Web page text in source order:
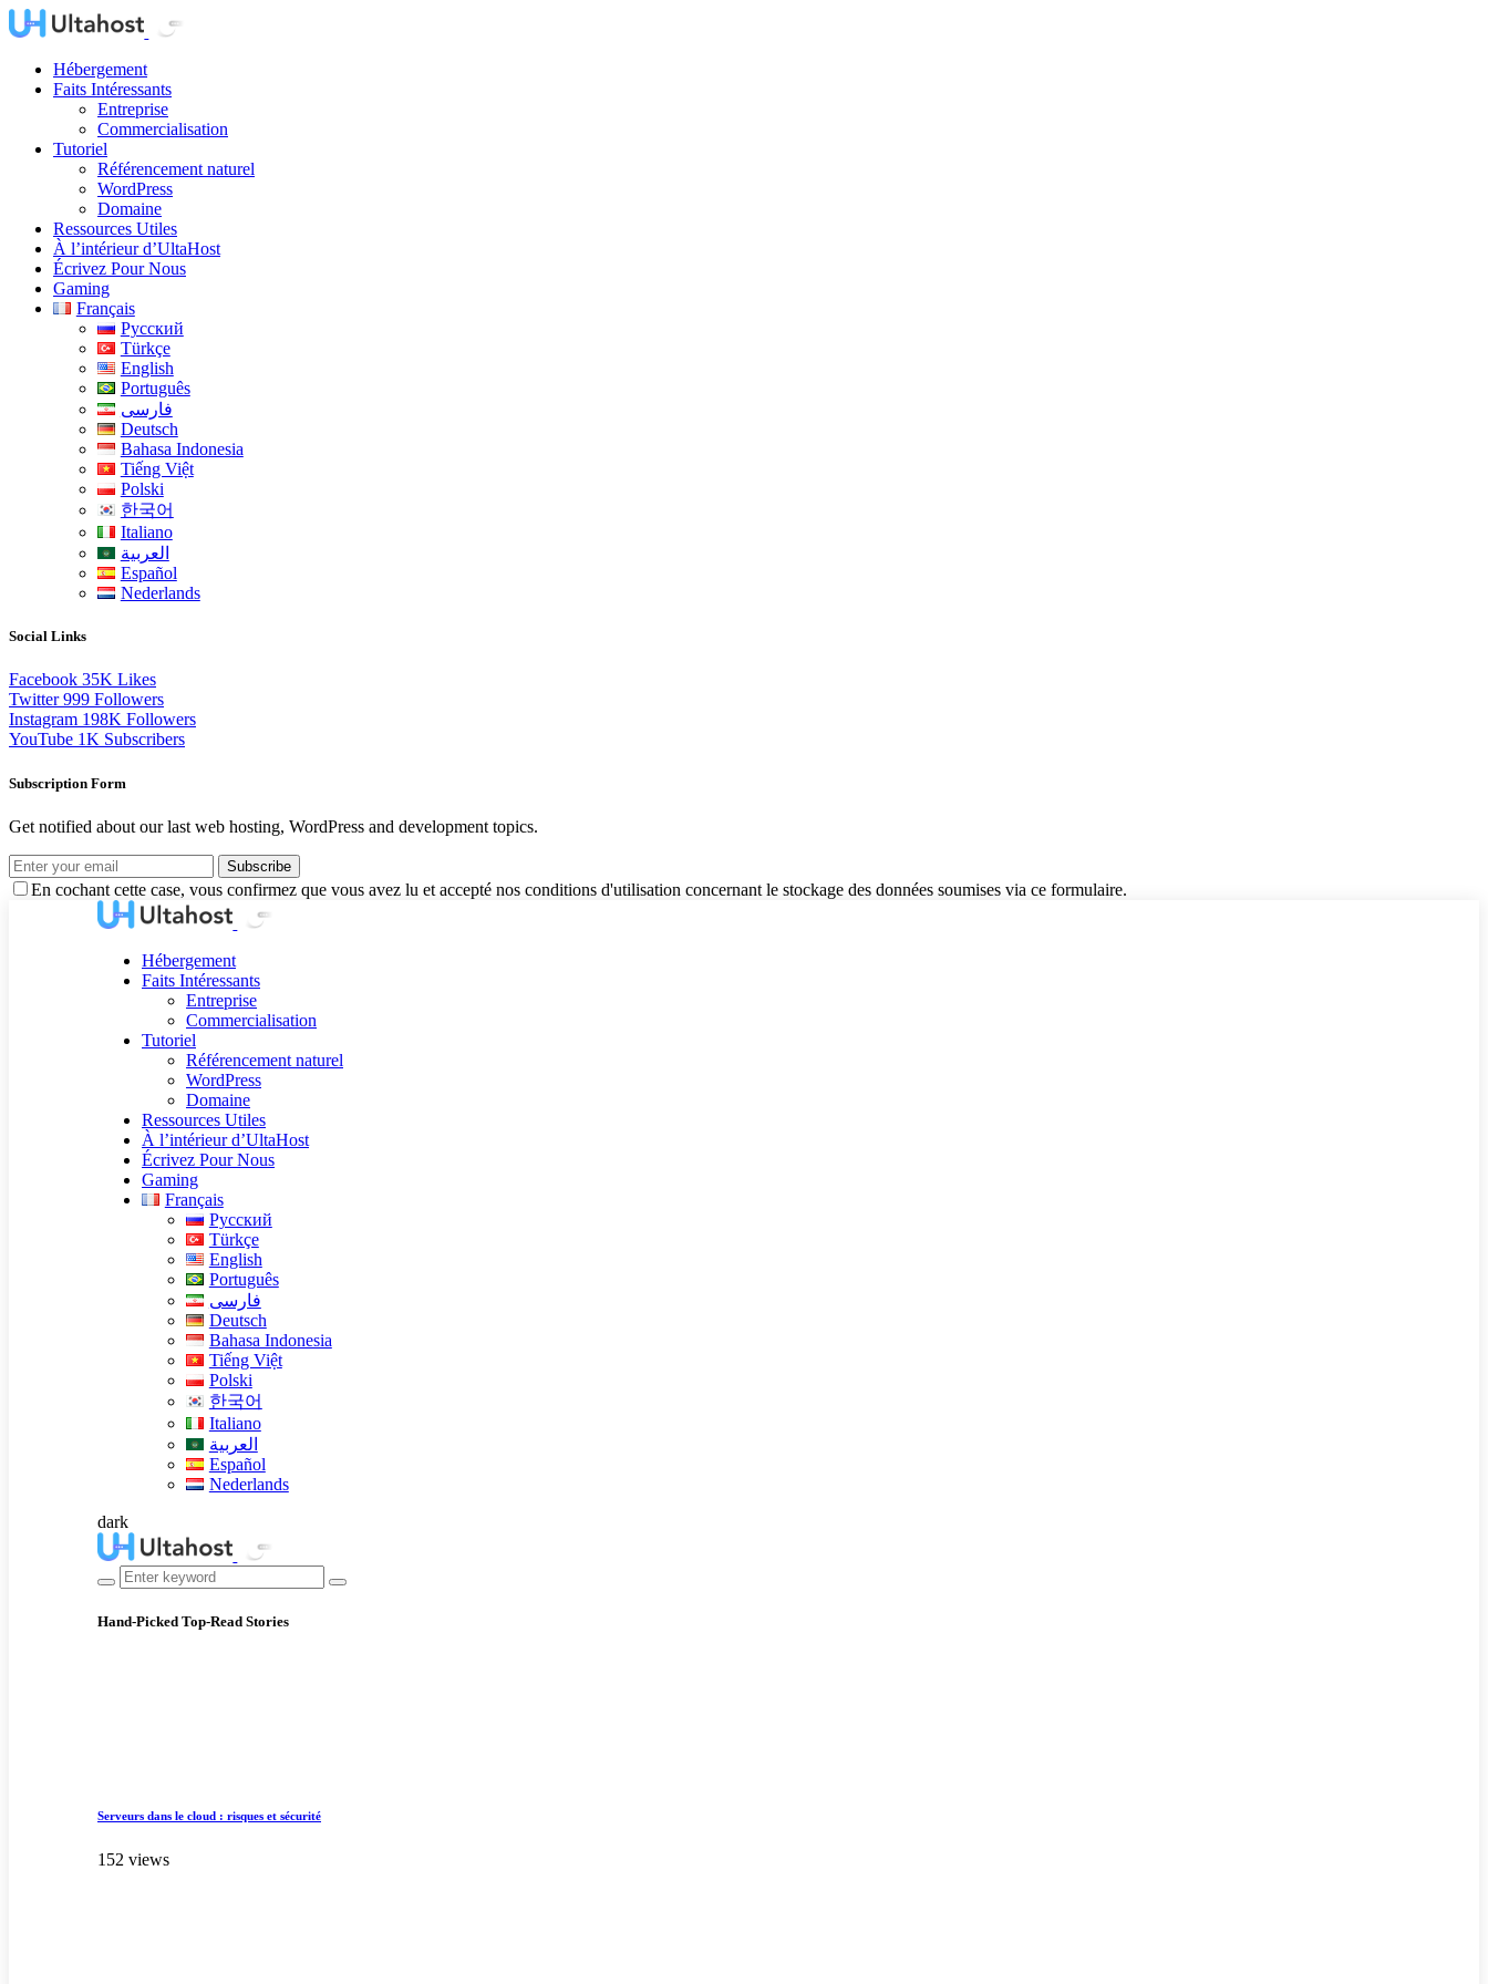
Hébergement
Faits Intéressants
Entreprise
Commercialisation
Tutoriel
Référencement naturel
WordPress
Domaine
Ressources Utiles
À l’intérieur d’UltaHost
Écrivez Pour Nous
Gaming
Français
Русский
Türkçe
English
Português
فارسی
Deutsch
Bahasa Indonesia
Tiếng Việt
Polski
한국어
Italiano
العربية
Español
Nederlands
Social Links
Facebook 35K Likes
Twitter 999 Followers
Instagram 198K Followers
YouTube 1K Subscribers
Subscription Form
Get notified about our last web hosting, WordPress and development topics.
Subscribe
En cochant cette case, vous confirmez que vous avez lu et accepté nos conditions d'utilisation concernant le stockage des données soumises via ce formulaire.
Hébergement
Faits Intéressants
Entreprise
Commercialisation
Tutoriel
Référencement naturel
WordPress
Domaine
Ressources Utiles
À l’intérieur d’UltaHost
Écrivez Pour Nous
Gaming
Français
Русский
Türkçe
English
Português
فارسی
Deutsch
Bahasa Indonesia
Tiếng Việt
Polski
한국어
Italiano
العربية
Español
Nederlands
dark
Hand-Picked Top-Read Stories
Serveurs dans le cloud : risques et sécurité
152 views